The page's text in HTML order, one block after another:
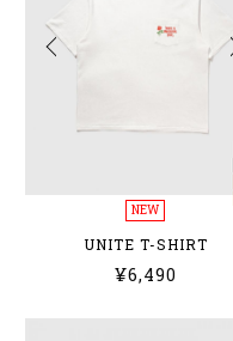
NEW
UNITE T-SHIRT
¥6,490